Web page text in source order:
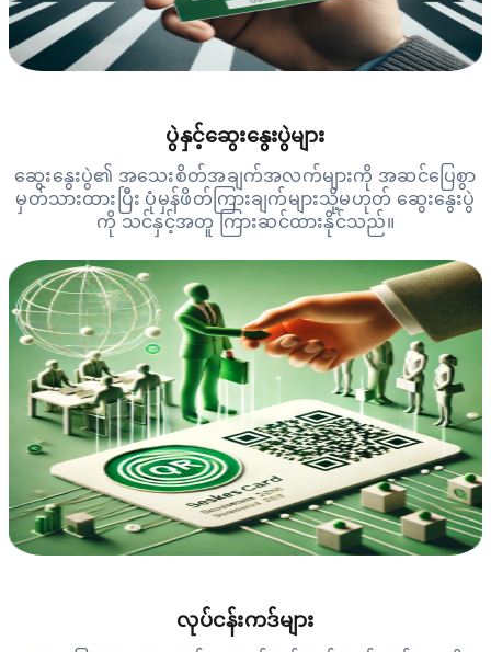
ပွဲနှင့်ဆွေးနွေးပွဲများ
ဆွေးနွေးပွဲ၏ အသေးစိတ်အချက်အလက်များကို အဆင်ပြေစွာ
မှတ်သားထားပြီး ပုံမှန်ဖိတ်ကြားချက်များသို့မဟုတ် ဆွေးနွေးပွဲ
ကို သင်နှင့်အတူ ကြားဆင်ထားနိုင်သည်။
လုပ်ငန်းကဒ်များ